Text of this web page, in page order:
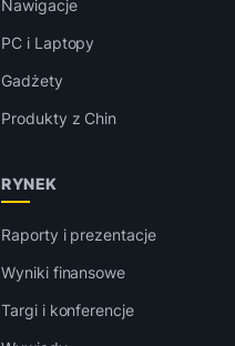
Nawigacje
PC i Laptopy
Gadżety
Produkty z Chin
RYNEK
Raporty i prezentacje
Wyniki finansowe
Targi i konferencje